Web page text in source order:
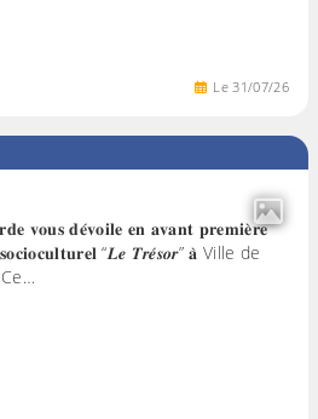
Le31/07/26
𝐯𝐨𝐮𝐬 𝐝𝐞́𝐯𝐨𝐢𝐥𝐞 𝐞𝐧 𝐚𝐯𝐚𝐧𝐭 𝐩𝐫𝐞𝐦𝐢𝐞̀𝐫𝐞
“𝑳𝒆 𝑻𝒓𝒆́𝒔𝒐𝒓” 𝐚̀ Ville de